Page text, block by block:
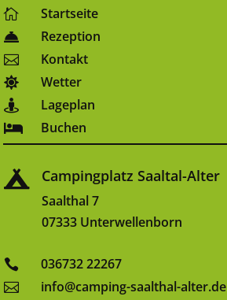
 Startseite
 Rezeption
 Kontakt
 Wetter
 Lageplan
 Buchen
 Campingplatz Saaltal-Alter
Saalthal 7
07333 Unterwellenborn
 036732 22267
 info@camping-saalthal-alter.de